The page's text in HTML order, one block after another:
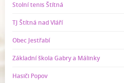
Stolní tenis Štítná
TJ Štítná nad Vláří
Obec Jestřabí
Základní škola Gabry a Málinky
Hasiči Popov